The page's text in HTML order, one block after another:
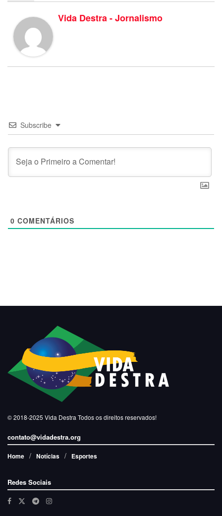
Vida Destra - Jornalismo
Subscribe
0 COMENTÁRIOS
© 2018-2025 Vida Destra Todos os direitos reservados!
contato@vidadestra.org
Home Notícias Esportes
Redes Sociais